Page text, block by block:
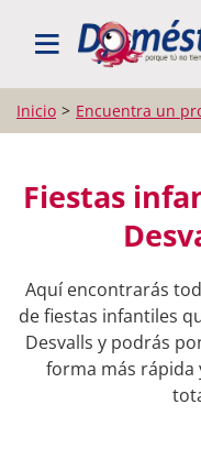
BUSCAR
Inicio Encuentra un
Fiestas
Aquí encontrarás
de fiestas infantiles
Desvalls y podrás
forma más rápida